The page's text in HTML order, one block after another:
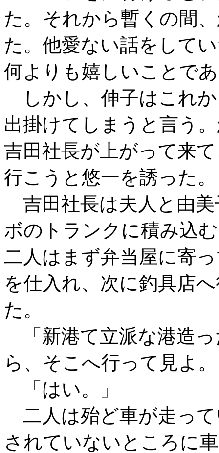
た。それから暫くの間
た。他愛ない話をして
何よりも嬉しいことで
しかし、伸子はこれ
出掛けてしまうと言う
吉田社長が上がって来
行こうと悠一を誘った。
吉田社長は夫人と由
ボのトランクに積み込
二人はまず弁当屋に寄
を仕入れ、次に釣具店
た。
「新港て立派な港造
ら、そこへ行って見よ
「はい。」
二人は殆ど車が走っ
されていないところに